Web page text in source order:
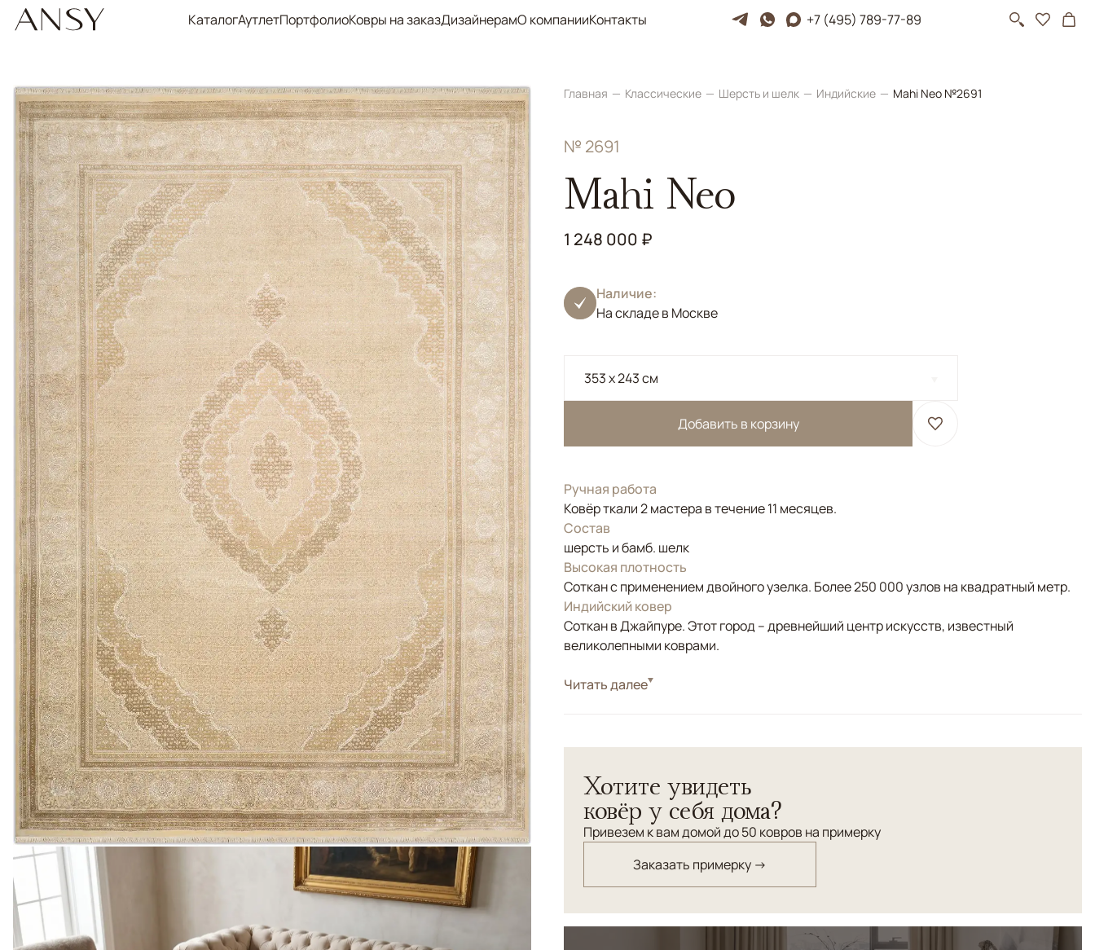
КаталогАутлетПортфолиоКовры на заказДизайнерамО компанииКонтакты +7 (495) 789-77-89
Главная Классические Шерсть и шелк Индийские Mahi Neo №2691
№ 2691
Mahi Neo
1 248 000 ₽
Наличие:
На складе в Москве
353 x 243 см
Добавить в корзину
Ручная работа
Ковёр ткали 2 мастера в течение 11 месяцев.
Состав
шерсть и бамб. шелк
Высокая плотность
Соткан с применением двойного узелка. Более 250 000 узлов на квадратный метр.
Индийский ковер
Соткан в Джайпуре. Этот город – древнейший центр искусств, известный
великолепными коврами.
СтильКлассические
Читать далее
Хотите увидеть
ковёр у себя дома?
Привезем к вам домой до 50 ковров на примерку
Заказать примерку →